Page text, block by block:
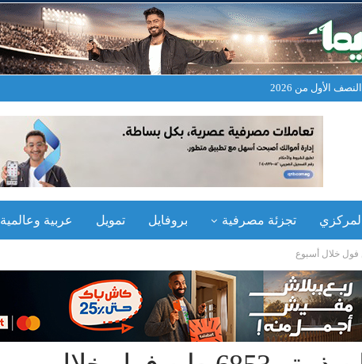
المركزي تجزئة مصرفية بروفايل تمويل عربية وعالمية